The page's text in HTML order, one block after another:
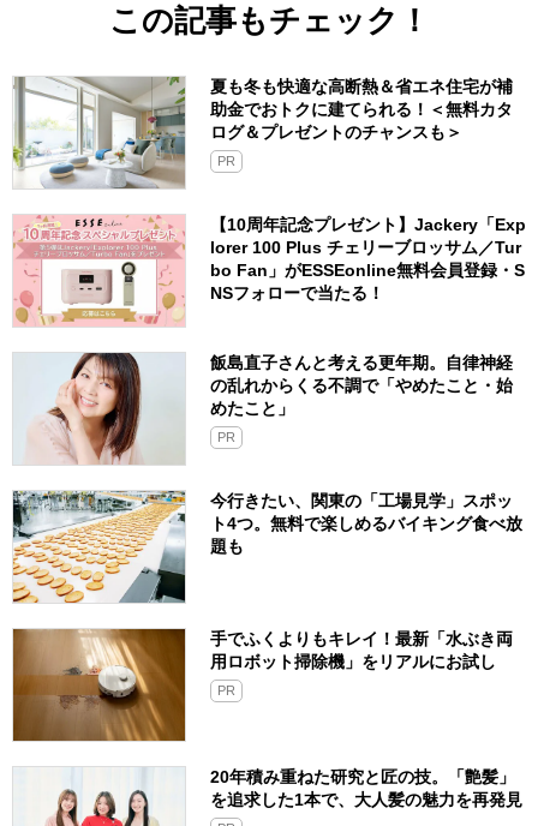
この記事もチェック！
夏も冬も快適な高断熱＆省エネ住宅が補
助金でおトクに建てられる！＜無料カタ
ログ＆プレゼントのチャンスも＞
PR
【10周年記念プレゼント】Jackery「Exp
lorer 100 Plus チェリーブロッサム／Tur
bo Fan」がESSEonline無料会員登録・S
NSフォローで当たる！
飯島直子さんと考える更年期。自律神経
の乱れからくる不調で「やめたこと・始
めたこと」
PR
今行きたい、関東の「工場見学」スポッ
ト4つ。無料で楽しめるバイキング食べ放
題も
手でふくよりもキレイ！最新「水ぶき両
用ロボット掃除機」をリアルにお試し
PR
20年積み重ねた研究と匠の技。「艶髪」
を追求した1本で、大人髪の魅力を再発見